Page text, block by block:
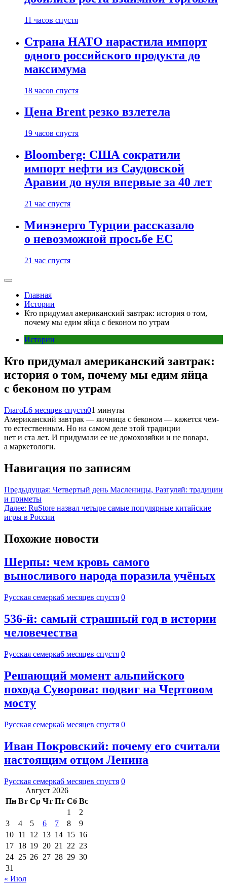
11 часов спустя
Страна НАТО нарастила импорт
одного российского продукта до
максимума
18 часов спустя
Цена Brent резко взлетела
19 часов спустя
Bloomberg: США сократили
импорт нефти из Саудовской
Аравии до нуля впервые за 40 лет
21 час спустя
Минэнерго Турции рассказало
о невозможной просьбе ЕС
21 час спустя
Главная
Истории
Кто придумал американский завтрак: история о том,
почему мы едим яйца с беконом по утрам
Истории
Кто придумал американский завтрак:
история о том, почему мы едим яйца
с беконом по утрам
ГлагоL6 месяцев спустя01 минуты
Американский завтрак — яичница с беконом — кажется чем-
то естественным. Но на самом деле этой традиции
нет и ста лет. И придумали ее не домохозяйки и не повара,
а маркетологи.
Навигация по записям
Предыдущая: Четвертый день Масленицы, Разгуляй: традиции
и приметы
Далее: RuStore назвал четыре самые популярные китайские
игры в России
Похожие новости
Шерпы: чем кровь самого
выносливого народа поразила учёных
Русская семерка6 месяцев спустя 0
536-й: самый страшный год в истории
человечества
Русская семерка6 месяцев спустя 0
Решающий момент альпийского
похода Суворова: подвиг на Чертовом
мосту
Русская семерка6 месяцев спустя 0
Иван Покровский: почему его считали
настоящим отцом Ленина
Русская семерка6 месяцев спустя 0
Август 2026
Пн Вт Ср Чт Пт Сб Вс
1
2
3
4 5 6 7 8
9
10 11 12 13 14 15 16
17 18 19 20 21 22 23
24 25 26 27 28 29 30
31
« Июл